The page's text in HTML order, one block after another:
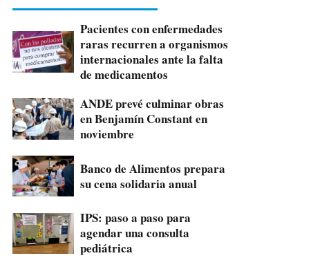
Pacientes con enfermedades
raras recurren a organismos
internacionales ante la falta
de medicamentos
ANDE prevé culminar obras
en Benjamín Constant en
noviembre
Banco de Alimentos prepara
su cena solidaria anual
IPS: paso a paso para
agendar una consulta
pediátrica